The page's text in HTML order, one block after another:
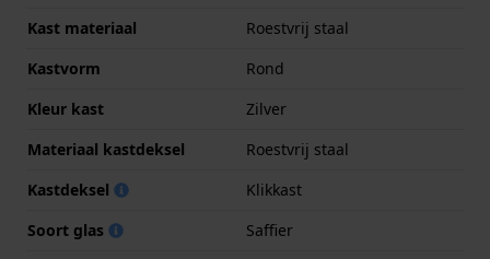
Kast materiaal
Roestvrij staal
Kastvorm
Rond
Kleur kast
Zilver
Materiaal kastdeksel
Roestvrij staal
Kastdeksel
Klikkast
Soort glas
Saffier